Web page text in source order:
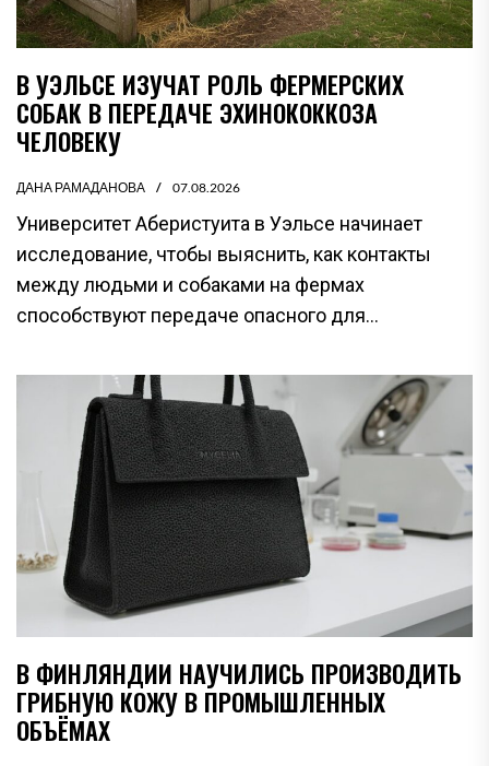
В УЭЛЬСЕ ИЗУЧАТ РОЛЬ ФЕРМЕРСКИХ
СОБАК В ПЕРЕДАЧЕ ЭХИНОКОККОЗА
ЧЕЛОВЕКУ
ДАНА РАМАДАНОВА 07.08.2026
Университет Аберистуита в Уэльсе начинает
исследование, чтобы выяснить, как контакты
между людьми и собаками на фермах
способствуют передаче опасного для...
В ФИНЛЯНДИИ НАУЧИЛИСЬ ПРОИЗВОДИТЬ
ГРИБНУЮ КОЖУ В ПРОМЫШЛЕННЫХ
ОБЪЁМАХ